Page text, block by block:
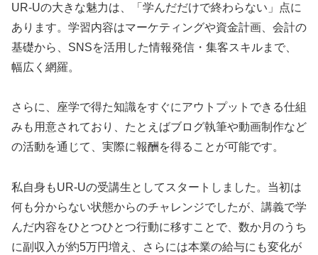
UR-Uの大きな魅力は、「学んだだけで終わらない」点に
あります。学習内容はマーケティングや資金計画、会計の
基礎から、SNSを活用した情報発信・集客スキルまで、
幅広く網羅。
さらに、座学で得た知識をすぐにアウトプットできる仕組
みも用意されており、たとえばブログ執筆や動画制作など
の活動を通じて、実際に報酬を得ることが可能です。
私自身もUR-Uの受講生としてスタートしました。当初は
何も分からない状態からのチャレンジでしたが、講義で学
んだ内容をひとつひとつ行動に移すことで、数か月のうち
に副収入が約5万円増え、さらには本業の給与にも変化が